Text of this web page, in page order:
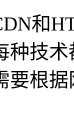
和
种技
要根